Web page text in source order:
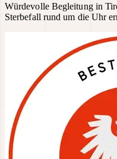
Würdevolle Begleitung in
Sterbefall rund um die Uhr